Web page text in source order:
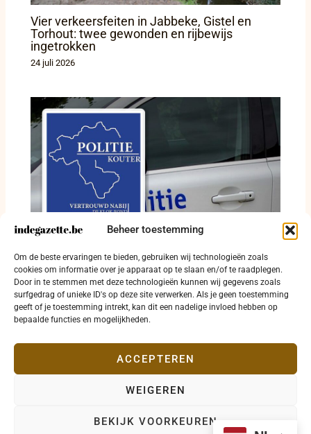
Beheer toestemming
Om de beste ervaringen te bieden, gebruiken wij technologieën zoals
cookies om informatie over je apparaat op te slaan en/of te raadplegen.
Door in te stemmen met deze technologieën kunnen wij gegevens zoals
surfgedrag of unieke ID's op deze site verwerken. Als je geen toestemming
geeft of je toestemming intrekt, kan dit een nadelige invloed hebben op
bepaalde functies en mogelijkheden.
ACCEPTEREN
WEIGEREN
BEKIJK VOORKEUREN
Vier verkeersfeiten in Jabbeke, Gistel en
Torhout: twee gewonden en rijbewijs
ingetrokken
24 juli 2026
Dodelijk ongeval, gewonde fietser en
alcoholinbreuken in politiezone Kouter
24 juli 2026
Copyright © 2026 indegazette.be |Privacy